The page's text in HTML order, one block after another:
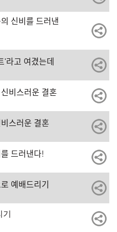
신비를 드러낸
여겼는데
결혼
결혼
드러낸다!
예배드리기
기